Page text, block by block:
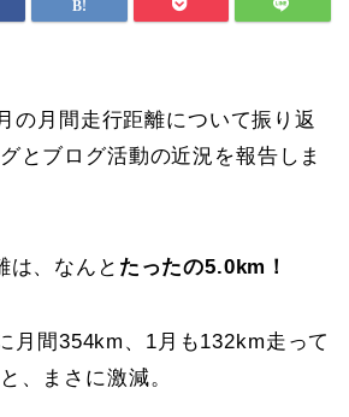
の月間走行距離について振り返
とブログ活動の近況を報告しま
は、なんと たったの5.0km！
月間354km、1月も132km走って
、まさに激減。